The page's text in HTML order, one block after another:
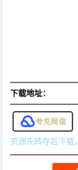
下载地址：
夸克网盘
资源先转存后下载